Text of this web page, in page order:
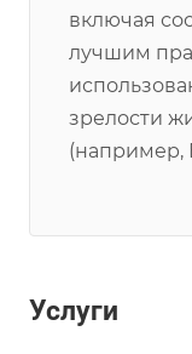
включая
лучшим
зрелости
(например,
Услуги